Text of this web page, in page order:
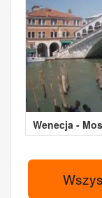
Wenecja -